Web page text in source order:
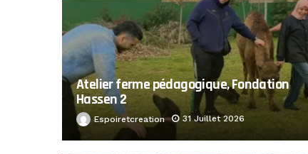
Atelier ferme pédagogique, Fondation
Hassen 2
Espoiretcreation 31 Juillet 2026